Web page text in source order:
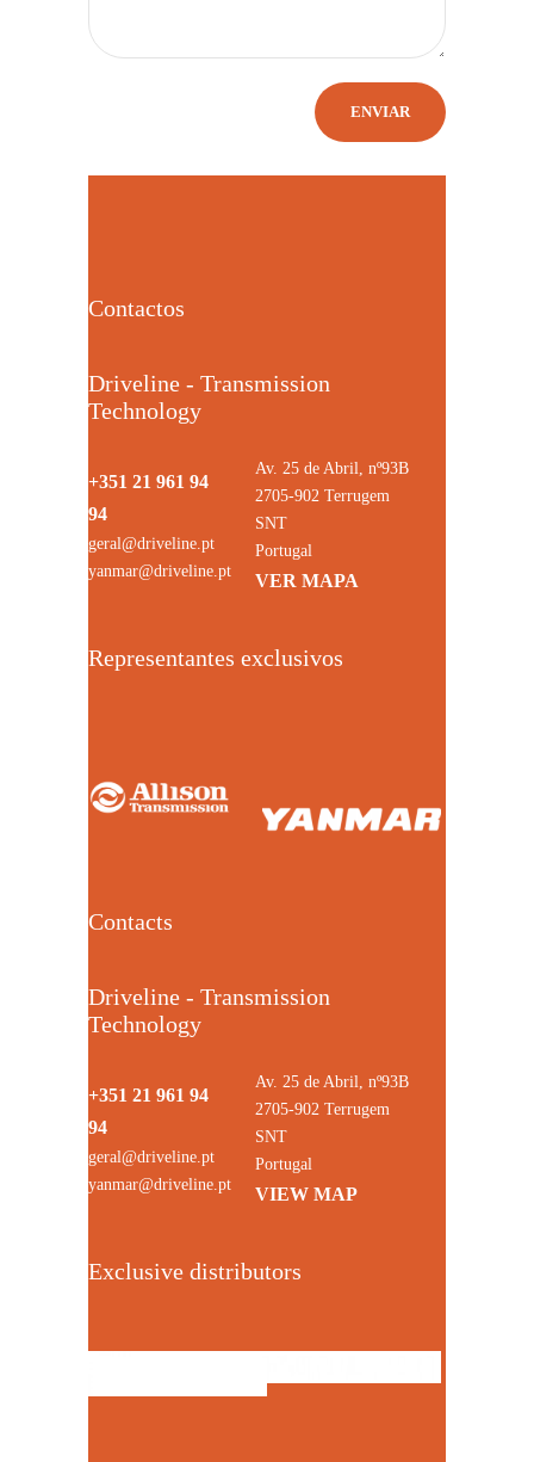
Contactos
Driveline - Transmission
Technology
+351 21 961 94
94
geral@driveline.pt
yanmar@driveline.pt
Av. 25 de Abril, nº93B
2705-902 Terrugem
SNT
Portugal
VER MAPA
Representantes exclusivos
Contacts
Driveline - Transmission
Technology
+351 21 961 94
94
geral@driveline.pt
yanmar@driveline.pt
Av. 25 de Abril, nº93B
2705-902 Terrugem
SNT
Portugal
VIEW MAP
Exclusive distributors